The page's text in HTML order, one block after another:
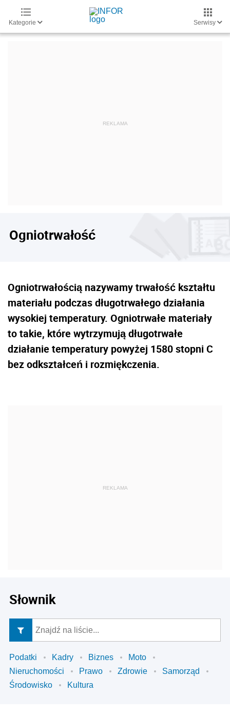
Kategorie Serwisy
Ogniotrwałość
Ogniotrwałością nazywamy trwałość kształtu
materiału podczas długotrwałego działania
wysokiej temperatury. Ogniotrwałe materiały
to takie, które wytrzymują długotrwałe
działanie temperatury powyżej 1580 stopni C
bez odkształceń i rozmiękczenia.
Słownik
Podatki Kadry Biznes
Moto
Nieruchomości
Prawo Zdrowie
Samorząd
Środowisko
Kultura